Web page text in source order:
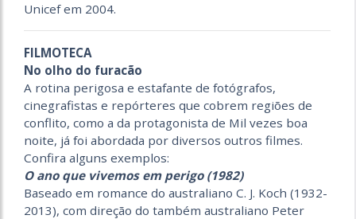
Unicef em 2004.
FILMOTECA
No olho do furacão
A rotina perigosa e estafante de fotógrafos,
cinegrafistas e repórteres que cobrem regiões de
conflito, como a da protagonista de Mil vezes boa
noite, já foi abordada por diversos outros filmes.
Confira alguns exemplos:
O ano que vivemos em perigo (1982)
Baseado em romance do australiano C. J. Koch (1932-
2013), com direção do também australiano Peter